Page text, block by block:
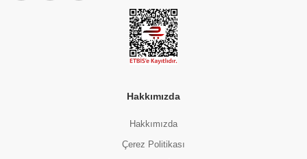
Hakkımızda
Hakkımızda
Çerez Politikası